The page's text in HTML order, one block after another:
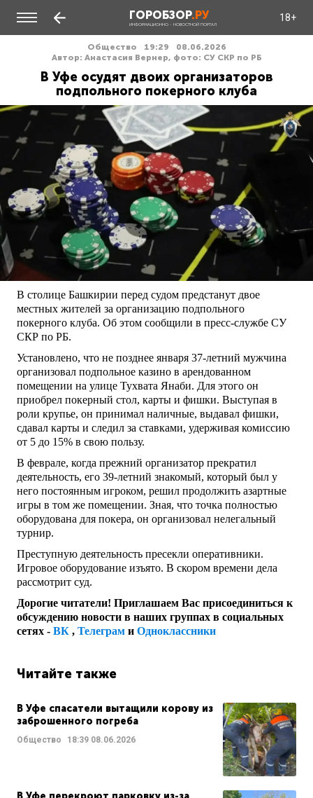
ГОРОБЗОР.РУ
ИНФОРМАЦИОННО - НОВОСТНОЙ ПОРТАЛ
18+
Общество 19:29
08.06.2026
Автор: Анастасия Вернер, фото: СУ СКР по РБ
В Уфе осудят двоих организаторов
подпольного покерного клуба
В столице Башкирии перед судом предстанут двое
местных жителей за организацию подпольного
покерного клуба. Об этом сообщили в пресс-службе СУ
СКР по РБ.
Установлено, что не позднее января 37-летний мужчина
организовал подпольное казино в арендованном
помещении на улице Тухвата Янаби. Для этого он
приобрел покерный стол, карты и фишки. Выступая в
роли крупье, он принимал наличные, выдавал фишки,
сдавал карты и следил за ставками, удерживая комиссию
от 5 до 15% в свою пользу.
В феврале, когда прежний организатор прекратил
деятельность, его 39-летний знакомый, который был у
него постоянным игроком, решил продолжить азартные
игры в том же помещении. Зная, что точка полностью
оборудована для покера, он организовал нелегальный
турнир.
Преступную деятельность пресекли оперативники.
Игровое оборудование изъято. В скором времени дела
рассмотрит суд.
Дорогие читатели! Приглашаем Вас присоединиться к
обсуждению новости в наших группах в социальных
сетях - ВК , Телеграм и Одноклассники
Читайте также
В Уфе спасатели вытащили корову из
заброшенного погреба
Общество 18:39 08.06.2026